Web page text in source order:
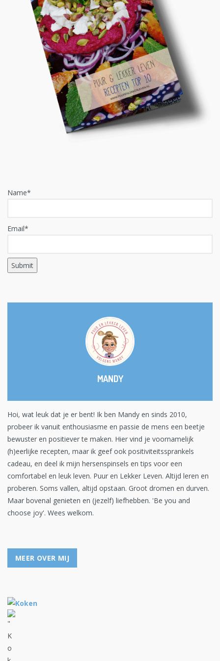
Name*
Email*
MANDY
Hoi, wat leuk dat je er bent! Ik ben Mandy en sinds 2010,
probeer ik vanuit enthousiasme en passie de mens een beetje
bewuster en positiever te maken. Hier vind je voornamelijk
(h)eerlijke recepten, maar ik geef ook positiviteitssprankels
cadeau, en deel ik mijn hersenspinsels en tips voor een
comfortabel en leuk leven. Puur en Lekker Leven. Altijd leren en
proberen. Soms vallen, altijd opstaan. Groot dromen en durven.
Maar bovenal genieten en (jezelf) liefhebben. 'Be you and
choose joy'. Wees welkom.
MEER OVER MIJ